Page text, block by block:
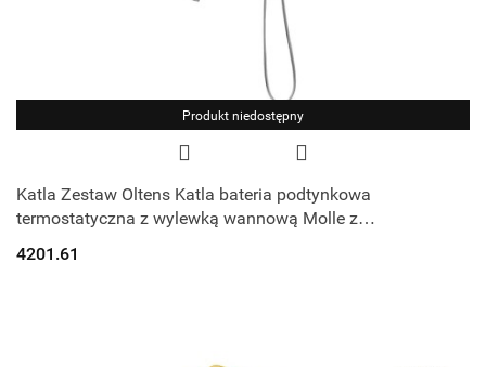
Produkt niedostępny
Katla Zestaw Oltens Katla bateria podtynkowa
termostatyczna z wylewką wannową Molle z
4201.61